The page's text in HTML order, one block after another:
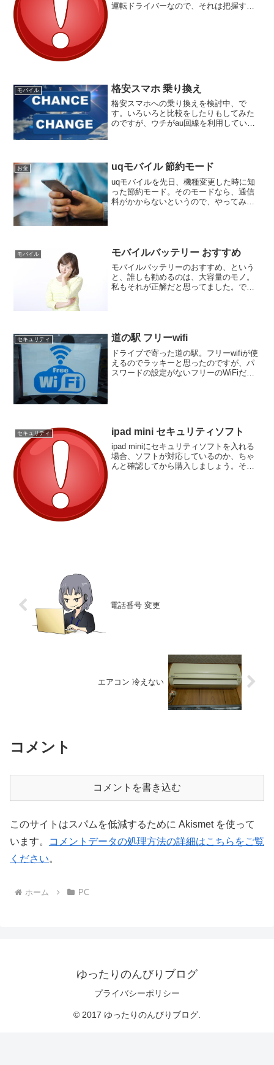
運転ドライバーなので、それは把握する
モバイル 格安スマホ 乗り換え
格安スマホへの乗り換えを検討中、で
す。いろいろと比較をしたりもしてみた
のですが、ウチがau回線を利用してい
ない、というケースもあり...
お金 uqモバイル 節約モード
uqモバイルを先日、機種変更した時に知
った節約モード。そのモードなら、通信
料がかからないというので、やってみよ
モバイル モバイルバッテリー おすすめ
モバイルバッテリーのおすすめ、という
と、誰しも勧めるのは、大容量のモノ。
私もそれが正解だと思ってました。で
セキュリティ 道の駅 フリーwifi
ドライブで寄った道の駅。フリーwifiが使
えるのでラッキーと思ったのですが、パ
スワードの設定がないフリーのWiFiだっ
セキュリティ ipad mini セキュリティソフト
ipad miniにセキュリティソフトを入れる
場合、ソフトが対応しているのか、ちゃ
んと確認してから購入しましょう。そう
電話番号 変更
エアコン 冷えない
コメント
コメントを書き込む
このサイトはスパムを低減するために Akismet を使って
います。
コメントデータの処理方法の詳細はこちらをご覧
ください。
ホーム PC
ゆったりのんびりブログ
プライバシーポリシー
© 2017 ゆったりのんびりブログ.